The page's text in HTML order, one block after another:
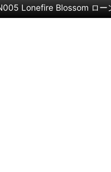
Lonefire Blossom ロー